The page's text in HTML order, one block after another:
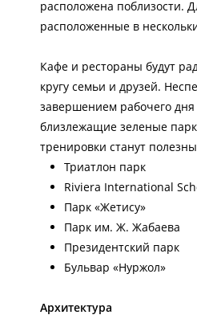
расположена поблизости.
расположенные в
Кафе и рестораны будут
кругу семьи и друзей.
завершением рабочего
близлежащие зеленые
тренировки станут
Триатлон парк
Riviera International
Парк «Жетису»
Парк им. Ж. Жабаева
Президентский парк
Бульвар «Нуржол»
Архитектура